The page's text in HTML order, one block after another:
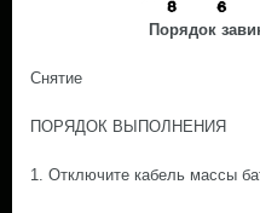
Порядок
Снятие
ПОРЯДОК ВЫПОЛНЕНИЯ
1. Отключите кабель массы